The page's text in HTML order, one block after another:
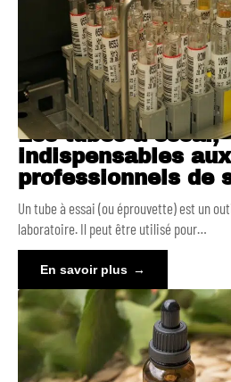
Les tubes à essai,
indispensables aux
professionnels de
Un tube à essai (ou éprouvette) est un
laboratoire. Il peut être utilisé pour…
En savoir plus